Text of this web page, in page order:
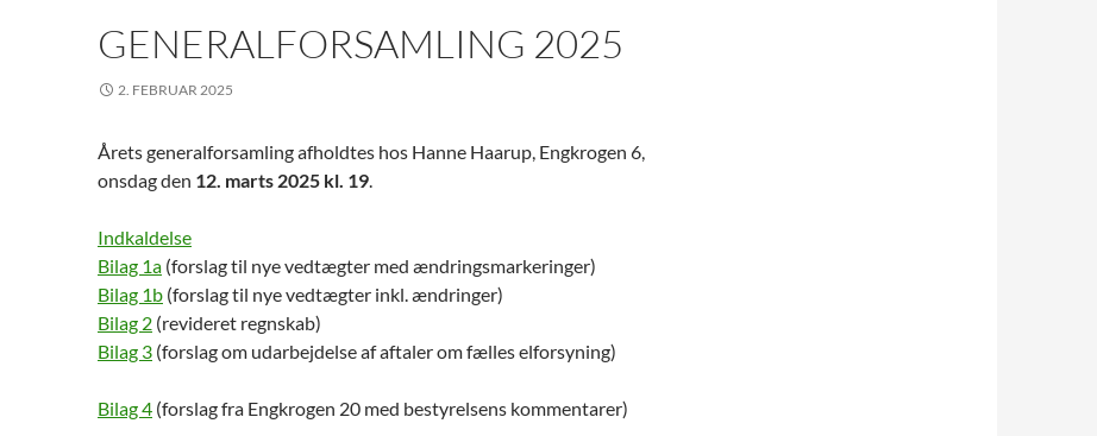
GENERALFORSAMLING 2025
2. FEBRUAR 2025
Årets generalforsamling afholdtes hos Hanne Haarup, Engkrogen 6,
onsdag den 12. marts 2025 kl. 19.
Indkaldelse
Bilag 1a (forslag til nye vedtægter med ændringsmarkeringer)
Bilag 1b (forslag til nye vedtægter inkl. ændringer)
Bilag 2 (revideret regnskab)
Bilag 3 (forslag om udarbejdelse af aftaler om fælles elforsyning)
Bilag 4 (forslag fra Engkrogen 20 med bestyrelsens kommentarer)